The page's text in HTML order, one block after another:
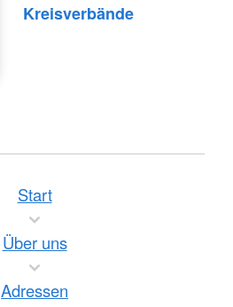
Kreisverbände
Start
Über uns
Adressen